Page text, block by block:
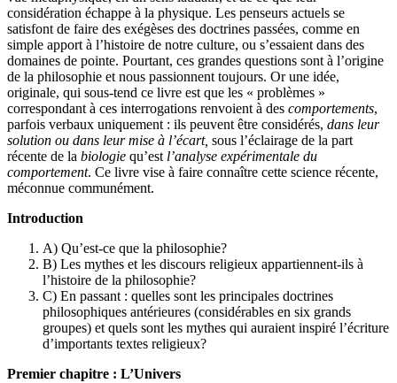
considération échappe à la physique. Les penseurs actuels se
satisfont de faire des exégèses des doctrines passées, comme en
simple apport à l’histoire de notre culture, ou s’essaient dans des
domaines de pointe. Pourtant, ces grandes questions sont à l’origine
de la philosophie et nous passionnent toujours. Or une idée,
originale, qui sous-tend ce livre est que les « problèmes »
correspondant à ces interrogations renvoient à des comportements,
parfois verbaux uniquement : ils peuvent être considérés, dans leur
solution ou dans leur mise à l’écart, sous l’éclairage de la part
récente de la biologie qu’est l’analyse expérimentale du
comportement. Ce livre vise à faire connaître cette science récente,
méconnue communément.
Introduction
A) Qu’est-ce que la philosophie?
B) Les mythes et les discours religieux appartiennent-ils à
l’histoire de la philosophie?
C) En passant : quelles sont les principales doctrines
philosophiques antérieures (considérables en six grands
groupes) et quels sont les mythes qui auraient inspiré l’écriture
d’importants textes religieux?
Premier chapitre : L’Univers